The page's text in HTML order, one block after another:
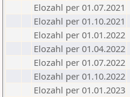
Elozahl per 01.07.2021
Elozahl per 01.10.2021
Elozahl per 01.01.2022
Elozahl per 01.04.2022
Elozahl per 01.07.2022
Elozahl per 01.10.2022
Elozahl per 01.01.2023